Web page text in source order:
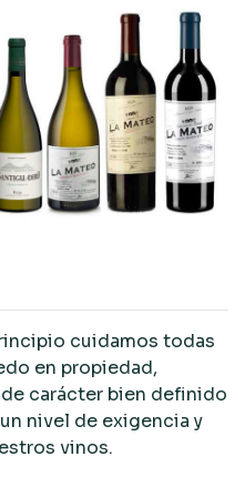
cuidamos todas
en propiedad,
carácter bien definido
nivel de exigencia y
vinos.